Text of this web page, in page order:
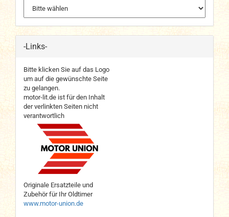
-Links-
Bitte klicken Sie auf das Logo
um auf die gewünschte Seite
zu gelangen.
motor-lit.de ist für den Inhalt
der verlinkten Seiten nicht
verantwortlich
Originale Ersatzteile und
Zubehör für Ihr Oldtimer
www.motor-union.de